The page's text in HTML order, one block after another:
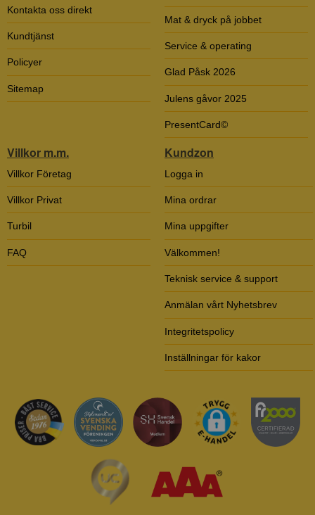
Kontakta oss direkt
Kundtjänst
Policyer
Sitemap
Mat & dryck på jobbet
Service & operating
Glad Påsk 2026
Julens gåvor 2025
PresentCard©
Villkor m.m.
Villkor Företag
Villkor Privat
Turbil
FAQ
Kundzon
Logga in
Mina ordrar
Mina uppgifter
Välkommen!
Teknisk service & support
Anmälan vårt Nyhetsbrev
Integritetspolicy
Inställningar för kakor